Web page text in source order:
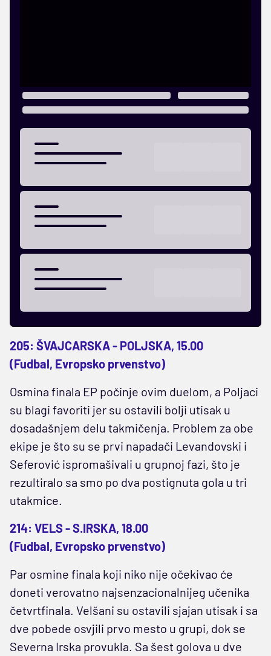
205: ŠVAJCARSKA - POLJSKA, 15.00
(Fudbal, Evropsko prvenstvo)
Osmina finala EP počinje ovim duelom, a Poljaci
su blagi favoriti jer su ostavili bolji utisak u
dosadašnjem delu takmičenja. Problem za obe
ekipe je što su se prvi napadači Levandovski i
Seferović ispromašivali u grupnoj fazi, što je
rezultiralo sa smo po dva postignuta gola u tri
utakmice.
214: VELS - S.IRSKA, 18.00
(Fudbal, Evropsko prvenstvo)
Par osmine finala koji niko nije očekivao će
doneti verovatno najsenzacionalnijeg učenika
četvrtfinala. Velšani su ostavili sjajan utisak i sa
dve pobede osvjili prvo mesto u grupi, dok se
Severna Irska provukla. Sa šest golova u dve